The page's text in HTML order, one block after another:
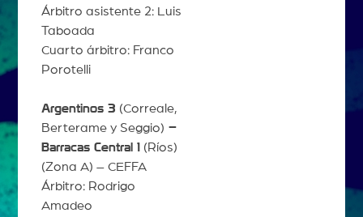
Árbitro asistente 2: Luis
Taboada
Cuarto árbitro: Franco
Porotelli
Argentinos 3 (Correale,
Berterame y Seggio) –
Barracas Central 1 (Ríos)
(Zona A) – CEFFA
Árbitro: Rodrigo
Amadeo